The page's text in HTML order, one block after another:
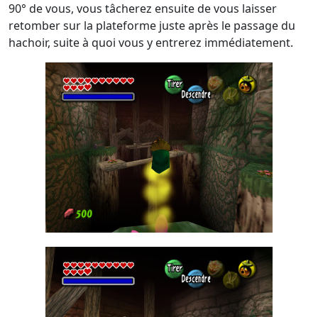
90° de vous, vous tâcherez ensuite de vous laisser
retomber sur la plateforme juste après le passage du
hachoir, suite à quoi vous y entrerez immédiatement.